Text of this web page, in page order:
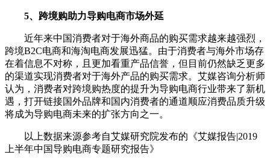
5、跨境购助力导购电商市场外延
近年来中国消费者对于海外商品的购买需求越来越强烈，
跨境B2C电商和海淘电商发展迅猛。由于消费者与海外市场存
在着信息不对称，且更加看重产品信誉，但目前仍然缺乏更多
的渠道实现消费者对于海外产品的购买需求。艾媒咨询分析师
认为，消费者对跨境购热度的提升为导购电商行业带来了新机
遇，打开链接国外品牌和国内消费者的通道顺应消费品质升级
将成为导购电商未来的扩张方向之一。
以上数据来源参考自艾媒研究院发布的《艾媒报告|2019
上半年中国导购电商专题研究报告》